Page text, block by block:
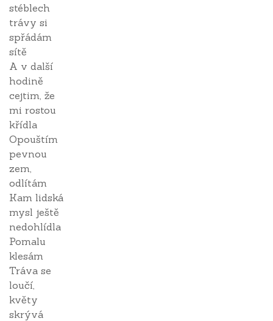
stéblech
trávy si
spřádám
sítě
A v další
hodině
cejtim, že
mi rostou
křídla
Opouštím
pevnou
zem,
odlítám
Kam lidská
mysl ještě
nedohlídla
Pomalu
klesám
Tráva se
loučí,
květy
skrývá